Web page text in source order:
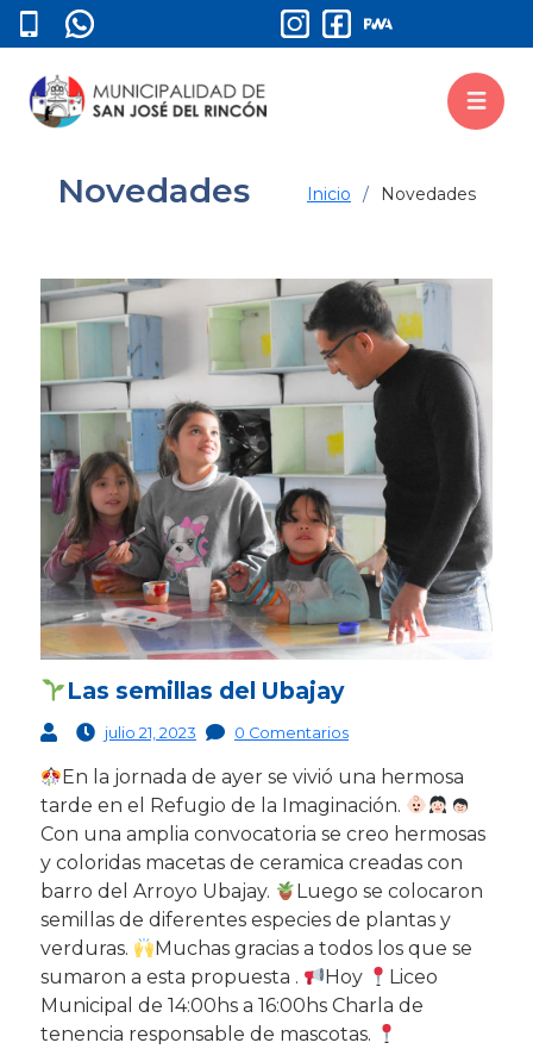
Novedades Inicio Novedades
Las semillas del Ubajay
julio 21, 2023 0 Comentarios
En la jornada de ayer se vivió una hermosa
tarde en el Refugio de la Imaginación.
Con una amplia convocatoria se creo hermosas
y coloridas macetas de ceramica creadas con
barro del Arroyo Ubajay.
Luego se colocaron
semillas de diferentes especies de plantas y
verduras.
Muchas gracias a todos los que se
sumaron a esta propuesta .
Hoy
Liceo
Municipal de 14:00hs a 16:00hs Charla de
tenencia responsable de mascotas.